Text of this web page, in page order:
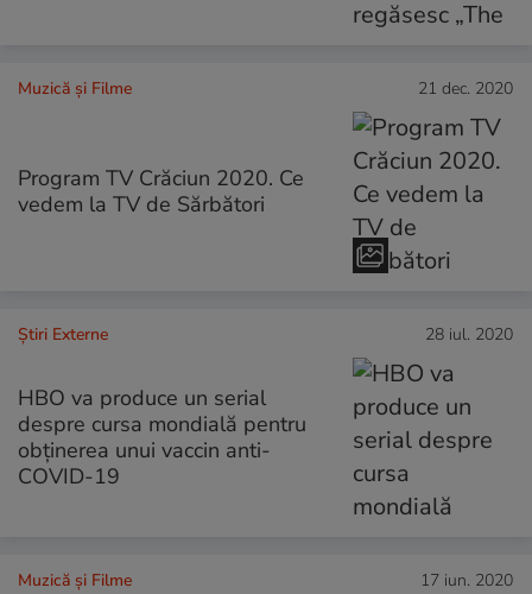
Muzică și Filme 21 dec. 2020
Program TV Crăciun 2020. Ce
vedem la TV de Sărbători
Știri Externe 28 iul. 2020
HBO va produce un serial
despre cursa mondială pentru
obţinerea unui vaccin anti-
COVID-19
Muzică și Filme 17 iun. 2020